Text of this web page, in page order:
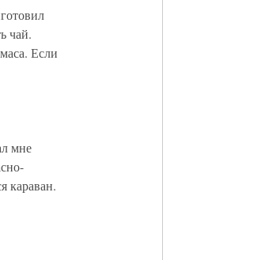
чай.
Если
мне
караван.